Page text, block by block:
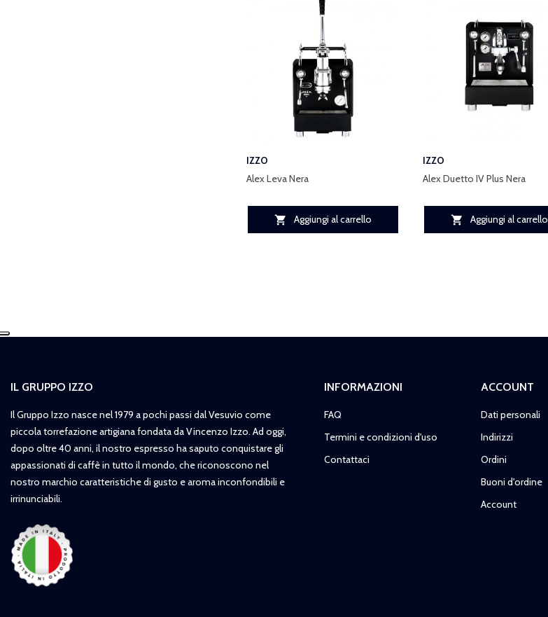
IZZO
Alex Leva Nera
 Aggiungi al carrello
IZZO
Alex Duetto IV Plus Nera
 Aggiungi al carrello
IL GRUPPO IZZO
Il Gruppo Izzo nasce nel 1979 a pochi passi dal Vesuvio come
piccola torrefazione artigiana fondata da Vincenzo Izzo. Ad oggi,
dopo oltre 40 anni, il nostro espresso ha saputo conquistare gli
appassionati di caffè in tutto il mondo, che riconoscono nel
nostro marchio caratteristiche di gusto e aroma inconfondibili e
irrinunciabili.
INFORMAZIONI
FAQ
Termini e condizioni d'uso
Contattaci
ACCOUNT
Dati personali
Indirizzi
Ordini
Buoni d'ordine
Account